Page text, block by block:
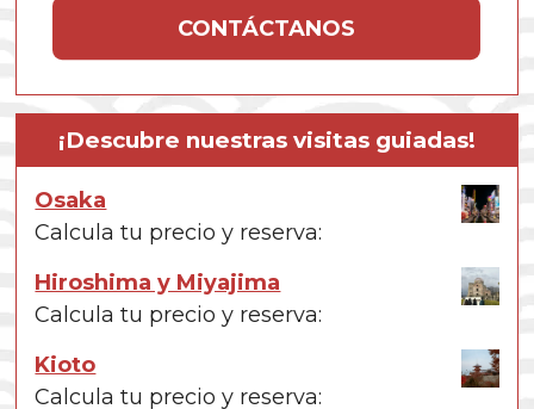
CONTÁCTANOS
¡Descubre nuestras visitas guiadas!
Osaka
Calcula tu precio y reserva:
Hiroshima y Miyajima
Calcula tu precio y reserva:
Kioto
Calcula tu precio y reserva: